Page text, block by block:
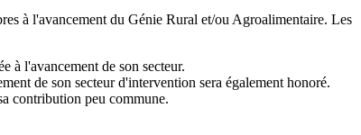
à l'avancement du Génie Rural et/ou Agroalimentaire. Les
à l'avancement de son secteur.
de son secteur d'intervention sera également honoré.
contribution peu commune.